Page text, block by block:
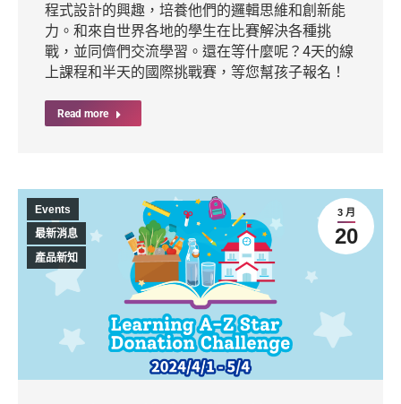
程式設計的興趣，培養他們的邏輯思維和創新能
力。和來自世界各地的學生在比賽解決各種挑
戰，並同儕們交流學習。還在等什麼呢？4天的線
上課程和半天的國際挑戰賽，等您幫孩子報名！
Read more
3 月
20
Events
最新消息
產品新知